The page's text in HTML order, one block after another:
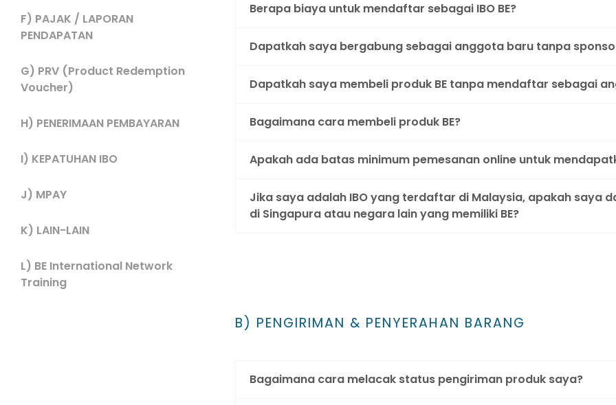
F) PAJAK / LAPORAN
PENDAPATAN
G) PRV (Product Redemption
Voucher)
H) PENERIMAAN PEMBAYARAN
I) KEPATUHAN IBO
J) MPAY
K) LAIN-LAIN
L) BE International Network
Training
Berapa biaya untuk mendaftar sebagai IBO BE?
Dapatkah saya bergabung sebagai anggota baru tanpa
Dapatkah saya membeli produk BE tanpa mendaftar sebagai
Bagaimana cara membeli produk BE?
Apakah ada batas minimum pemesanan online untuk
Jika saya adalah IBO yang terdaftar di Malaysia, apakah saya
di Singapura atau negara lain yang memiliki BE?
B) PENGIRIMAN & PENYERAHAN BARANG
Bagaimana cara melacak status pengiriman produk saya?